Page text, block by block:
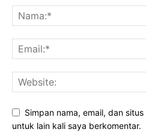
Simpan nama, email, dan
untuk lain kali saya berkomentar.